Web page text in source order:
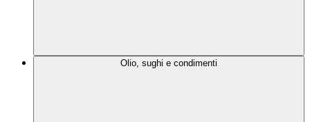
Olio, sughi e condimenti